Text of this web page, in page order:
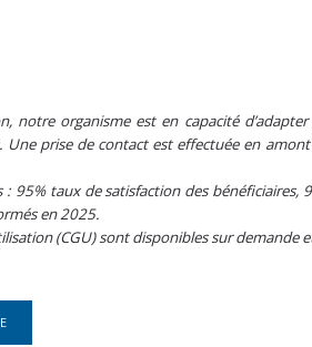
notre organisme est en capacité
prise de contact est effectuée en amont
95% taux de satisfaction des
en 2025.
(CGU) sont disponibles sur demande